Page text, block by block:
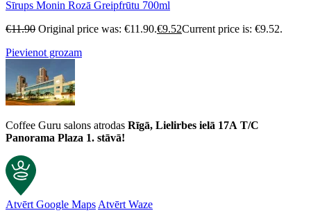
Sīrups Monin Rozā Greipfrūtu 700ml
€11.90 Original price was: €11.90.€9.52Current price is: €9.52.
Pievienot grozam
Coffee Guru salons atrodas Rīgā, Lielirbes ielā 17A T/C
Panorama Plaza 1. stāvā!
Atvērt Google Maps Atvērt Waze